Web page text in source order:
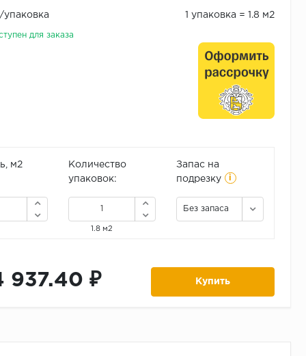
1 упаковка = 1.8 м2
для заказа
м2
Количество
упаковок:
1.8 м2
Запас на
подрезку
i
Без запаса
937.40 ₽ Купить